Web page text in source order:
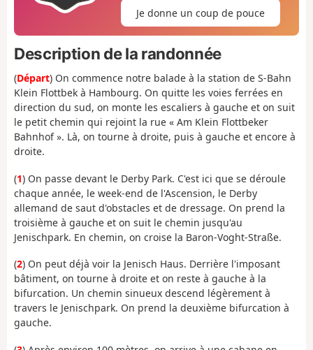
Je donne un coup de pouce
Description de la randonnée
(Départ) On commence notre balade à la station de S-Bahn
Klein Flottbek à Hambourg. On quitte les voies ferrées en
direction du sud, on monte les escaliers à gauche et on suit
le petit chemin qui rejoint la rue « Am Klein Flottbeker
Bahnhof ». Là, on tourne à droite, puis à gauche et encore à
droite.
(1) On passe devant le Derby Park. C'est ici que se déroule
chaque année, le week-end de l'Ascension, le Derby
allemand de saut d'obstacles et de dressage. On prend la
troisième à gauche et on suit le chemin jusqu'au
Jenischpark. En chemin, on croise la Baron-Voght-Straße.
(2) On peut déjà voir la Jenisch Haus. Derrière l'imposant
bâtiment, on tourne à droite et on reste à gauche à la
bifurcation. Un chemin sinueux descend légèrement à
travers le Jenischpark. On prend la deuxième bifurcation à
gauche.